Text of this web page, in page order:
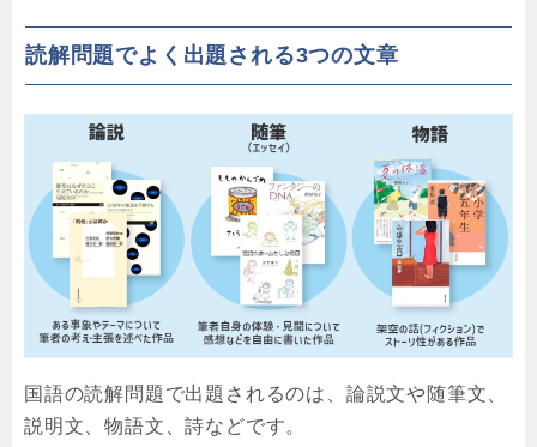
読解問題でよく出題される3つの文章
国語の読解問題で出題されるのは、論説文や随筆文、
説明文、物語文、詩などです。